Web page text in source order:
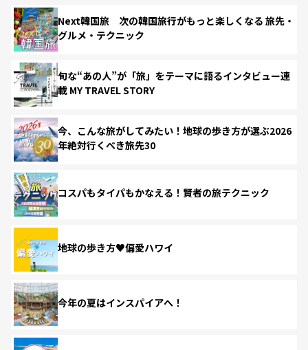
Next韓国旅 次の韓国旅行がもっと楽しくなる 旅先・
グルメ・テクニック
旬な“あの人”が「旅」をテーマに語るインタビュー連
載 MY TRAVEL STORY
今、こんな旅がしてみたい！地球の歩き方が選ぶ2026
年絶対行くべき旅先30
コスパもタイパもかなえる！賢者の旅テクニック
地球の歩き方♥偏愛ハワイ
今年の夏はインスパイアへ！